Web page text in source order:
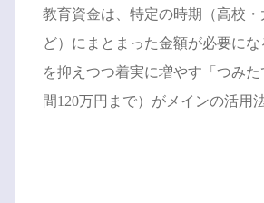
教育資金は、特定の時期（高校
ど）にまとまった金額が必要にな
を抑えつつ着実に増やす「つみ
間120万円まで）がメインの活用